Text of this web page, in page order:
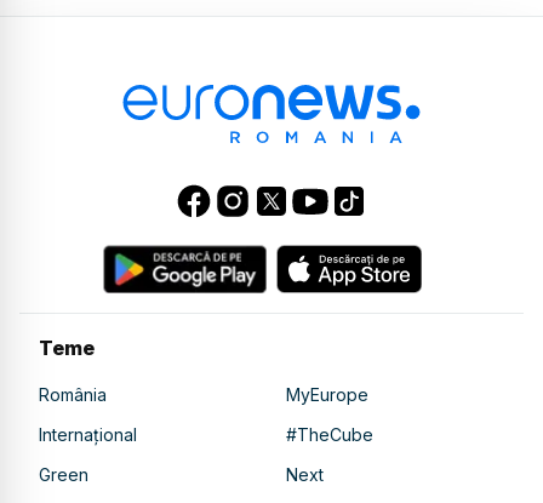
Teme
România
MyEurope
Internațional
#TheCube
Green
Next